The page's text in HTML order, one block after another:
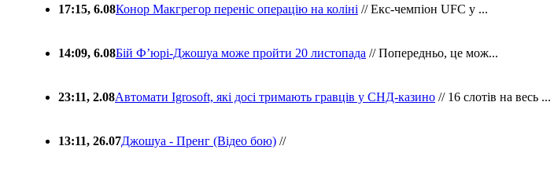
17:15, 6.08Конор Макгрегор переніс операцію на коліні // Екс-чемпіон UFC у ...
14:09, 6.08Бій Ф’юрі-Джошуа може пройти 20 листопада // Попередньо, це мож...
23:11, 2.08Автомати Igrosoft, які досі тримають гравців у СНД-казино // 16 слотів на весь ...
13:11, 26.07Джошуа - Пренг (Відео бою) //